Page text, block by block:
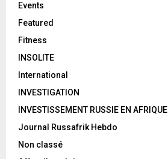
Events
Featured
Fitness
INSOLITE
International
INVESTIGATION
INVESTISSEMENT RUSSIE EN AFRIQUE
Journal Russafrik Hebdo
Non classé